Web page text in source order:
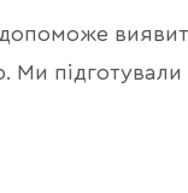
підготували